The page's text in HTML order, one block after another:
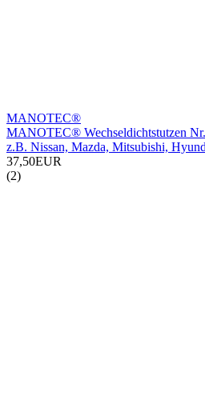
MANOTEC®
MANOTEC® Wechseldichtstutzen
z.B. Nissan, Mazda, Mitsubishi,
37,50EUR
(2)